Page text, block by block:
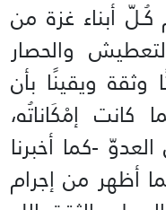
أبناء غزة من
والحصار
وثقة ويقينًا بأن
إمْكَاناتُه،
-كما أخبرنا
أظهر من إجرام